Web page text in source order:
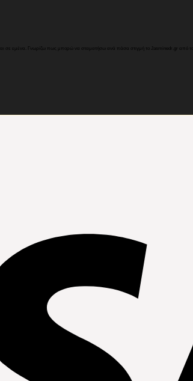
σε εμένα. Γνωρίζω πως μπορώ να σταματήσω ανά πάσα στιγμή το Jasminedr.gr από το